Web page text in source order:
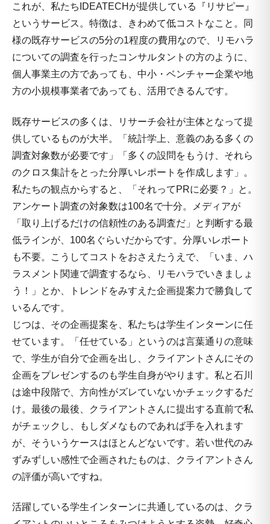
これが、私たちIDEATECHが提供している『リサピー』
というサービス。特徴は、きわめて低コストなこと。同
様の既存サービスの5分の1程度の費用なので、リモハラ
についての調査を行ったコンサルタントの方のように、
個人事業主の方であっても、中小・ベンチャー企業や地
方の小規模事業者であっても、活用できるんです。
既存サービスの多くは、リサーチ会社が主体となって提
供しているものが大半。「統計学上、意義のある多くの
調査対象数が必要です」「多くの設問をもうけ、それら
のクロス集計をとった分厚いレポートを作成します」。
私たちの観点からすると、「それってPRに必要？」と。
アンケート調査の対象数は100名で十分。メディアが
「取り上げるだけの信頼性のある調査だ」と判断する最
低ラインが、100名ぐらいだからです。分厚いレポート
も不要。こうしてコストをおさえたうえで、「いま、ハ
ラスメント関連で調査するなら、リモハラでいきましょ
う！」とか、トレンドをみすえた企画提案力で勝負して
いるんです。
じつは、その企画提案を、私たちは学生インターンに任
せています。「任せている」というのは言葉通りの意味
で、学生が自分で企画を出し、クライアントさんにその
企画をプレゼンするのも学生自身がやります。私と石川
は途中段階で、方向性がズレていないかチェックするだ
け。最後の最後、クライアントさんに提出する直前で私
がチェックし、もしダメなものであれば手を入れます
が、そういうケースはほとんどないです。若い世代のみ
ずみずしい感性で企画されたものは、クライアントさん
の評価が高いですね。
活躍している学生インターンに共通しているのは、クラ